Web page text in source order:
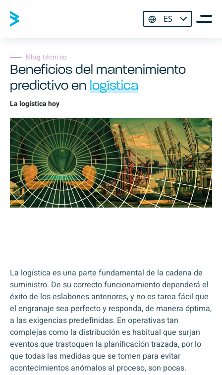
ES
Blog técnico
Beneficios del mantenimiento
predictivo en logística
La logística hoy
La logística es una parte fundamental de la cadena de
suministro. De su correcto funcionamiento dependerá el
éxito de los eslabones anteriores, y no es tarea fácil que
el engranaje sea perfecto y responda, de manera óptima,
a las exigencias predefinidas. En operativas tan
complejas como la distribución es habitual que surjan
eventos que trastoquen la planificación trazada, por lo
que todas las medidas que se tomen para evitar
acontecimientos anómalos al proceso, son pocas.